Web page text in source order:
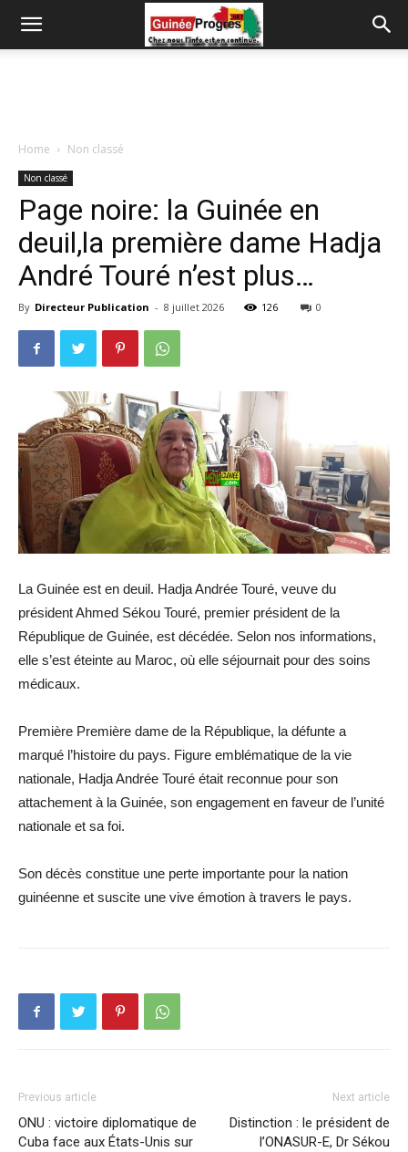
Home Non classé
Non classé
Page noire: la Guinée en
deuil,la première dame Hadja
André Touré n’est plus…
By Directeur Publication - 8 juillet 2026 126 0
La Guinée est en deuil. Hadja Andrée Touré, veuve du
président Ahmed Sékou Touré, premier président de la
République de Guinée, est décédée. Selon nos informations,
elle s’est éteinte au Maroc, où elle séjournait pour des soins
médicaux.
Première Première dame de la République, la défunte a
marqué l’histoire du pays. Figure emblématique de la vie
nationale, Hadja Andrée Touré était reconnue pour son
attachement à la Guinée, son engagement en faveur de l’unité
nationale et sa foi.
Son décès constitue une perte importante pour la nation
guinéenne et suscite une vive émotion à travers le pays.
Previous article
ONU : victoire diplomatique de
Cuba face aux États-Unis sur
Next article
Distinction : le président de
l’ONASUR-E, Dr Sékou